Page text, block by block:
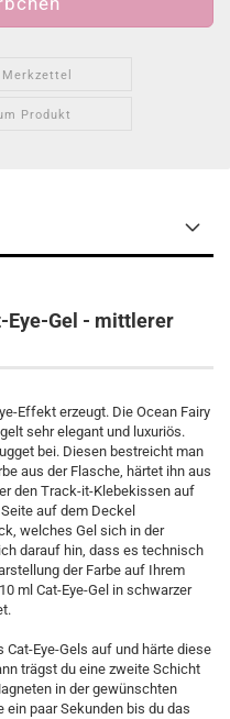
Produkt
Eye-Gel - mittlerer
Effekt erzeugt. Die Ocean Fairy
sehr elegant und luxuriös.
bei. Diesen bestreicht man
aus der Flasche, härtet ihn aus
den Track-it-Klebekissen auf
auf dem Deckel
welches Gel sich in der
darauf hin, dass es technisch
der Farbe auf Ihrem
ml Cat-Eye-Gel in schwarzer
Eye-Gels auf und härte diese
trägst du eine zweite Schicht
in der gewünschten
paar Sekunden bis du das